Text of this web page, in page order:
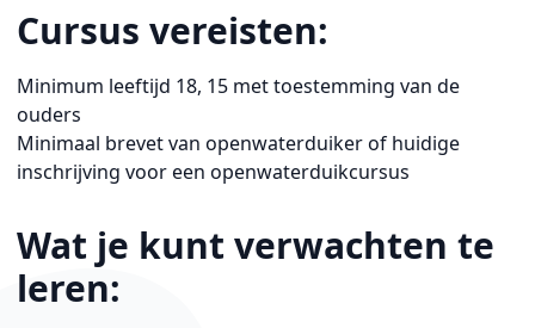
Cursus vereisten:
Minimum leeftijd 18, 15 met toestemming van de
ouders
Minimaal brevet van openwaterduiker of huidige
inschrijving voor een openwaterduikcursus
Wat je kunt verwachten te
leren: